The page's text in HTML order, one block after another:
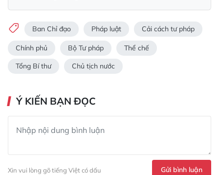
Ban Chỉ đạo Pháp luật Cải cách tư pháp
Chính phủ Bộ Tư pháp Thể chế
Tổng Bí thư Chủ tịch nước
Ý KIẾN BẠN ĐỌC
Xin vui lòng gõ tiếng Việt có dấu Gửi bình luận